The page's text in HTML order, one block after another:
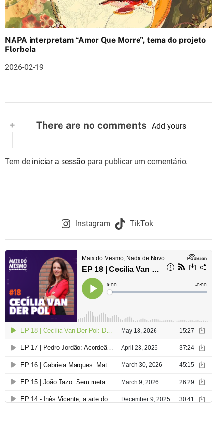
NAPA interpretam “Amor Que Morre”, tema do projeto
Florbela
2026-02-19
+ There are no comments Add yours
Tem de iniciar a sessão para publicar um comentário.
Instagram TikTok